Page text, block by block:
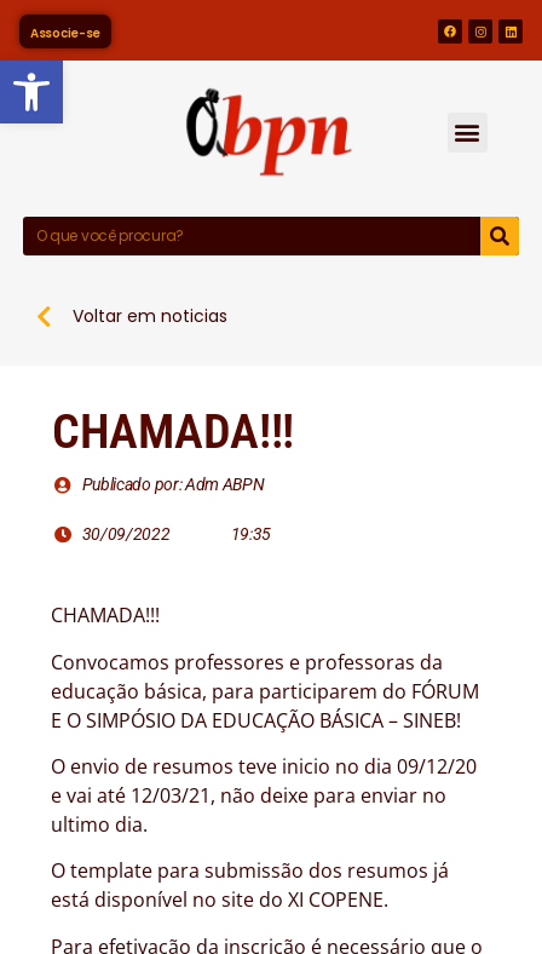
Barra de Ferramentas
Associe-se
Voltar em noticias
CHAMADA!!!
Publicado por: Adm ABPN
30/09/2022 19:35
CHAMADA!!!
Convocamos professores e professoras da
educação básica, para participarem do FÓRUM
E O SIMPÓSIO DA EDUCAÇÃO BÁSICA – SINEB!
O envio de resumos teve inicio no dia 09/12/20
e vai até 12/03/21, não deixe para enviar no
ultimo dia.
O template para submissão dos resumos já
está disponível no site do XI COPENE.
Para efetivação da inscrição é necessário que o